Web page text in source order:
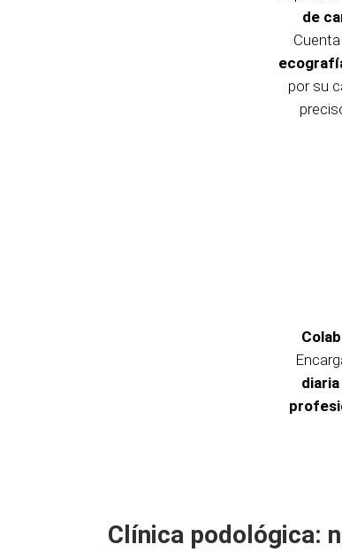
de
por su
Clínica podológica: